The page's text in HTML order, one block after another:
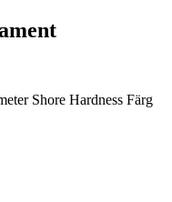
Shore Hardness Färg